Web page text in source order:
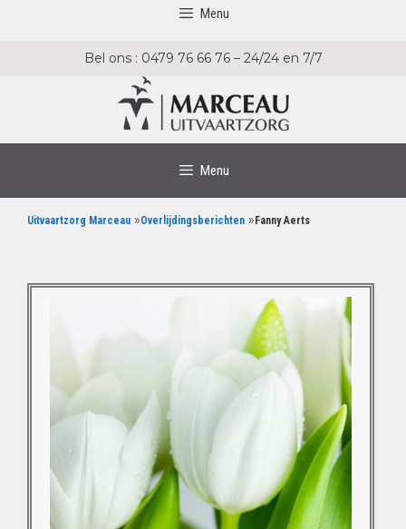
Menu
Bel ons : 0479 76 66 76 – 24/24 en 7/7
Menu
Uitvaartzorg Marceau »Overlijdingsberichten »Fanny Aerts